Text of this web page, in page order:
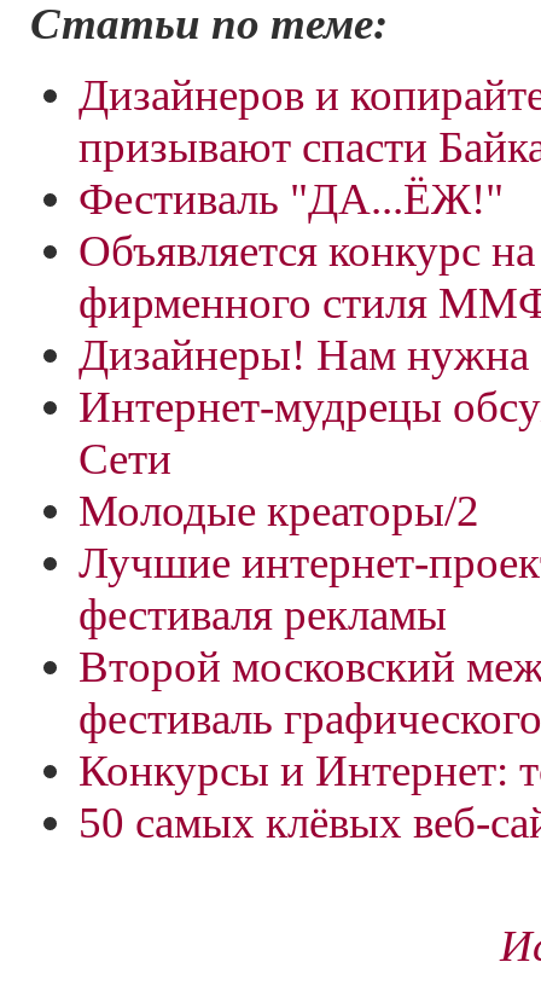
Статьи по теме:
Дизайнеров и
призывают спасти
Фестиваль "ДА...ЁЖ!"
Объявляется конкурс
фирменного стиля
Дизайнеры! Нам нужна
Интернет-мудрецы
Сети
Молодые креаторы/2
Лучшие интернет-
фестиваля рекламы
Второй московский
фестиваль
Конкурсы и Интернет:
50 самых клёвых веб-